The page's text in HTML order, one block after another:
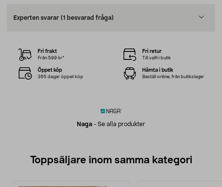
Experten svarar (1 besvarad fråga)
Naga - Se alla produkter
Fri frakt
Från 599 kr*
Fri retur
Till valfri butik
Öppet köp
365 dagar öppet köp
Hämta i butik
Beställ online, från butikslager
Toppsäljare inom samma kategori